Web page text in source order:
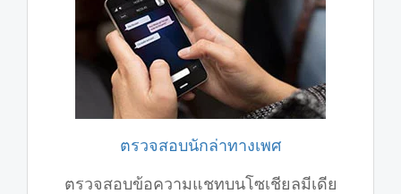
ตรวจสอบนักล่าทางเพศ
ตรวจสอบข้อความแชทบนโซเชียลมีเดีย